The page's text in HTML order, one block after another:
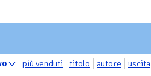
più venduti titolo autore uscita